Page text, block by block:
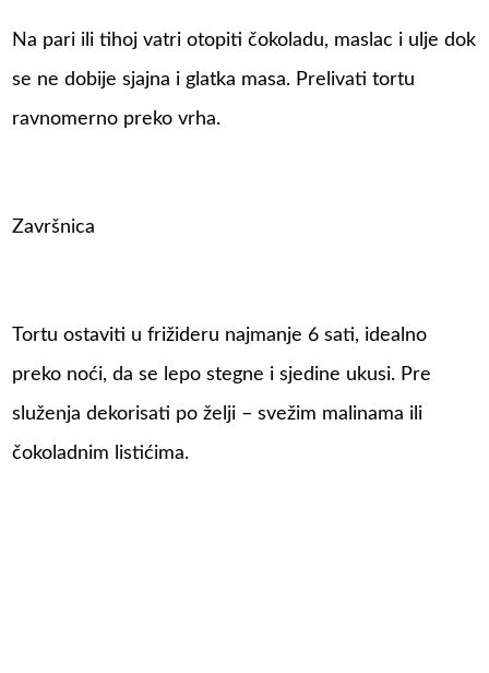
Na pari ili tihoj vatri otopiti čokoladu, maslac i ulje dok
se ne dobije sjajna i glatka masa. Prelivati tortu
ravnomerno preko vrha.
Završnica
Tortu ostaviti u frižideru najmanje 6 sati, idealno
preko noći, da se lepo stegne i sjedine ukusi. Pre
služenja dekorisati po želji – svežim malinama ili
čokoladnim listićima.